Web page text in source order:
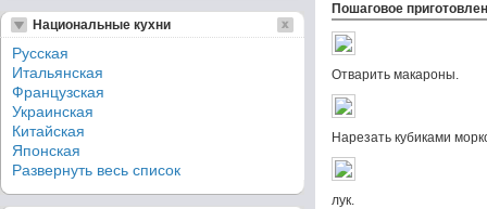
Пошаговое
Отварить макароны.
Нарезать кубиками
лук.
Национальные кухни
Русская
Итальянская
Французская
Украинская
Китайская
Японская
Развернуть весь список